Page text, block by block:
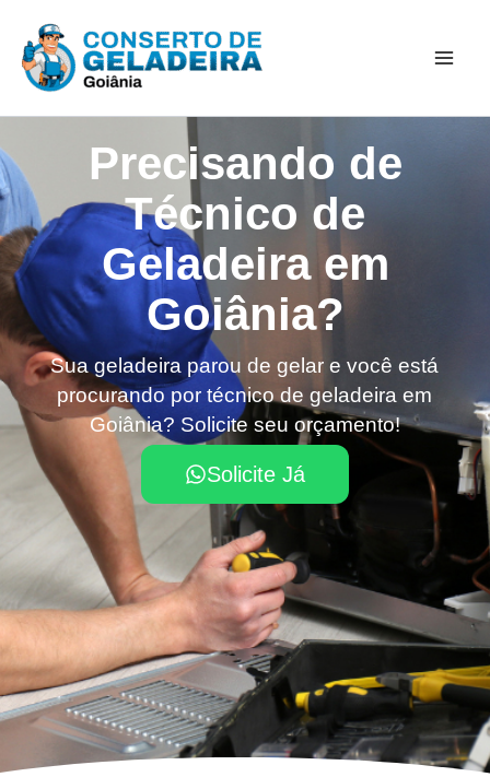
para
Precisando de
Técnico de
Geladeira em
Goiânia?​
Sua geladeira parou de gelar e você está
procurando por técnico de geladeira em
Goiânia? Solicite seu orçamento!
Solicite Já